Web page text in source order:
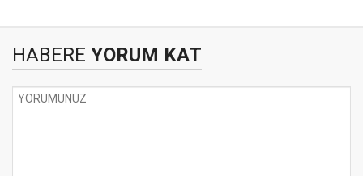
HABERE YORUM KAT